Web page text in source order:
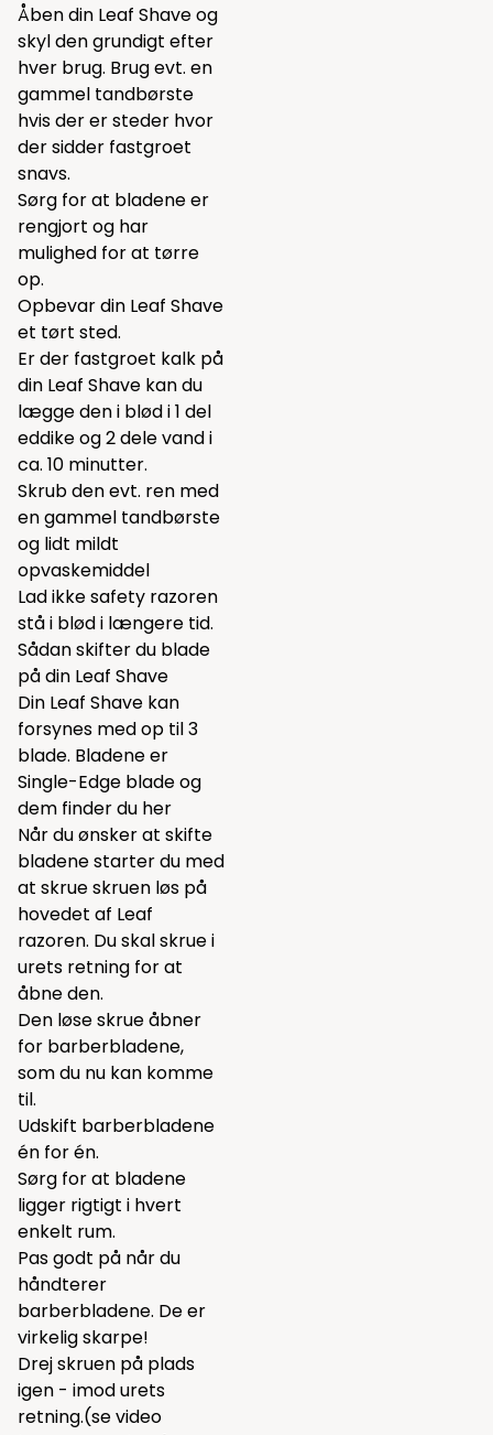
Åben din Leaf Shave og
skyl den grundigt efter
hver brug. Brug evt. en
gammel tandbørste
hvis der er steder hvor
der sidder fastgroet
snavs.
Sørg for at bladene er
rengjort og har
mulighed for at tørre
op.
Opbevar din Leaf Shave
et tørt sted.
Er der fastgroet kalk på
din Leaf Shave kan du
lægge den i blød i 1 del
eddike og 2 dele vand i
ca. 10 minutter.
Skrub den evt. ren med
en gammel tandbørste
og lidt mildt
opvaskemiddel
Lad ikke safety razoren
stå i blød i længere tid.
Sådan skifter du blade
på din Leaf Shave
Din Leaf Shave kan
forsynes med op til 3
blade. Bladene er
Single-Edge blade og
dem finder du her
Når du ønsker at skifte
bladene starter du med
at skrue skruen løs på
hovedet af Leaf
razoren. Du skal skrue i
urets retning for at
åbne den.
Den løse skrue åbner
for barberbladene,
som du nu kan komme
til.
Udskift barberbladene
én for én.
Sørg for at bladene
ligger rigtigt i hvert
enkelt rum.
Pas godt på når du
håndterer
barberbladene. De er
virkelig skarpe!
Drej skruen på plads
igen - imod urets
retning.(se video